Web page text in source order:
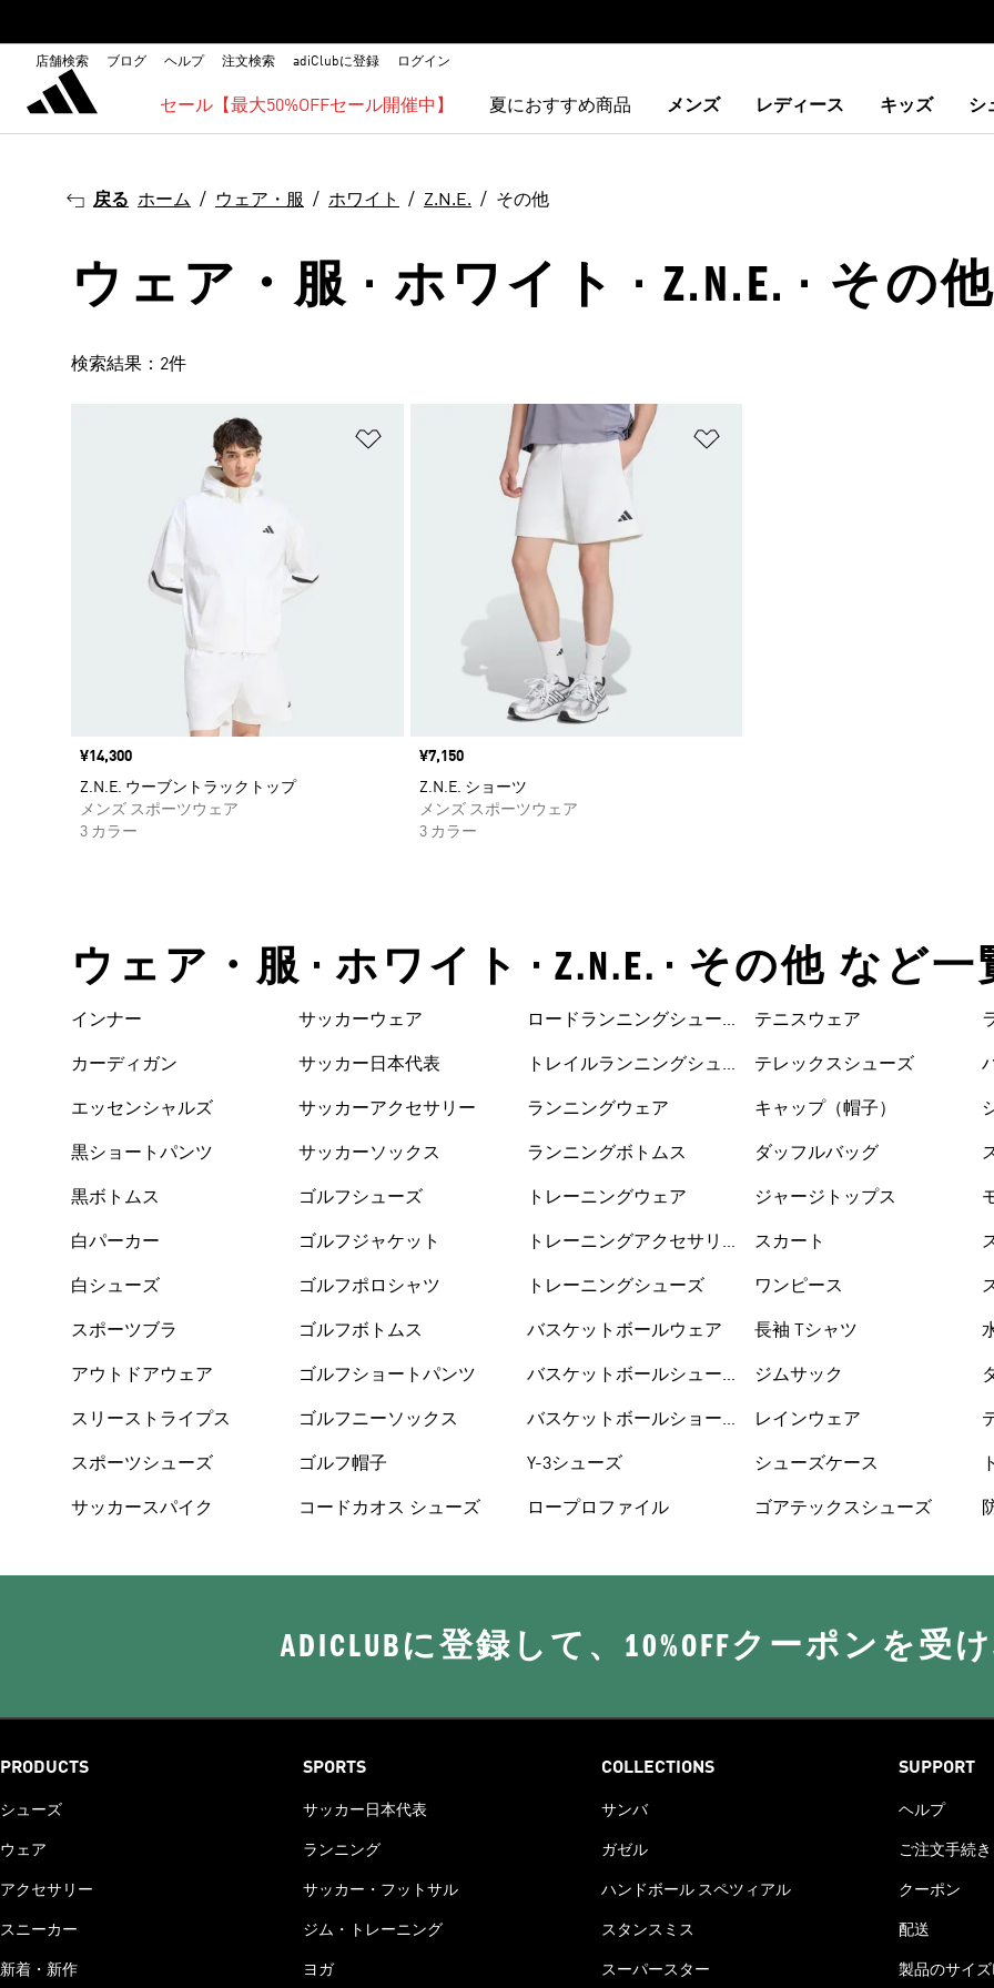
店舗検索 ブログ ヘルプ 注文検索 adiClubに登録 ログイン
セール【最大50%OFFセール開催中】 夏におすすめ商品 メンズ レディース キッズ シ
戻る ホーム ウェア・服 ホワイト Z.N.E. その他
ウェア・服 · ホワイト · Z.N.E. · その
検索結果：2件
ほしいものリストに追加
価格
¥14,300
Z.N.E. ウーブントラックトップ
メンズ スポーツウェア
3 カラー
価格
¥7,150
Z.N.E. ショーツ
メンズ スポーツウェア
3 カラー
ウェア・服 • ホワイト • Z.N.E. • その他 など一
インナー
カーディガン
エッセンシャルズ
黒ショートパンツ
黒ボトムス
白パーカー
白シューズ
スポーツブラ
アウトドアウェア
スリーストライプス
スポーツシューズ
サッカースパイク
サッカーウェア
サッカー日本代表
サッカーアクセサリー
サッカーソックス
ゴルフシューズ
ゴルフジャケット
ゴルフポロシャツ
ゴルフボトムス
ゴルフショートパンツ
ゴルフニーソックス
ゴルフ帽子
コードカオス シューズ
ロードランニングシュー
トレイルランニングシュ
ランニングウェア
ランニングボトムス
トレーニングウェア
トレーニングアクセサリ
トレーニングシューズ
バスケットボールウェア
バスケットボールシュー
バスケットボールショー
Y-3シューズ
ロープロファイル
テニスウェア
テレックスシューズ
キャップ（帽子）
ダッフルバッグ
ジャージトップス
スカート
ワンピース
長袖 Tシャツ
ジムサック
レインウェア
シューズケース
ゴアテックスシューズ
ADICLUBに登録して、10%OFFクーポンを受
PRODUCTS
シューズ
ウェア
アクセサリー
スニーカー
新着・新作
SPORTS
サッカー日本代表
ランニング
サッカー・フットサル
ジム・トレーニング
ヨガ
COLLECTIONS
サンバ
ガゼル
ハンドボール スペツィアル
スタンスミス
スーパースター
SUPPORT
ヘルプ
ご注文手続
クーポン
配送
製品のサイ